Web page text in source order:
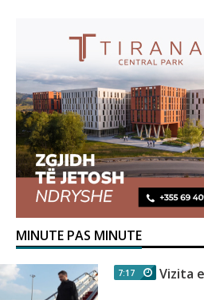
MINUTE PAS MINUTE
7:17 Vizita